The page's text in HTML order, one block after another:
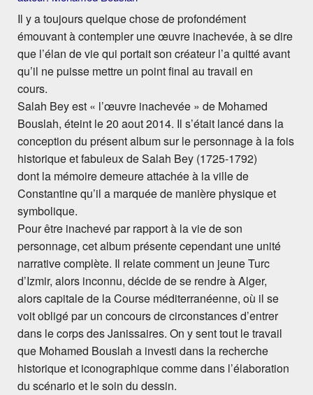
Il y a toujours quelque chose de profondément
émouvant à contempler une œuvre inachevée, à se dire
que l’élan de vie qui portait son créateur l’a quitté avant
qu’il ne puisse mettre un point final au travail en
cours.
Salah Bey est « l’œuvre inachevée » de Mohamed
Bouslah, éteint le 20 aout 2014. Il s’était lancé dans la
conception du présent album sur le personnage à la fois
historique et fabuleux de Salah Bey (1725-1792)
dont la mémoire demeure attachée à la ville de
Constantine qu’il a marquée de manière physique et
symbolique.
Pour être inachevé par rapport à la vie de son
personnage, cet album présente cependant une unité
narrative complète. Il relate comment un jeune Turc
d’Izmir, alors inconnu, décide de se rendre à Alger,
alors capitale de la Course méditerranéenne, où il se
voit obligé par un concours de circonstances d’entrer
dans le corps des Janissaires. On y sent tout le travail
que Mohamed Bouslah a investi dans la recherche
historique et iconographique comme dans l’élaboration
du scénario et le soin du dessin.